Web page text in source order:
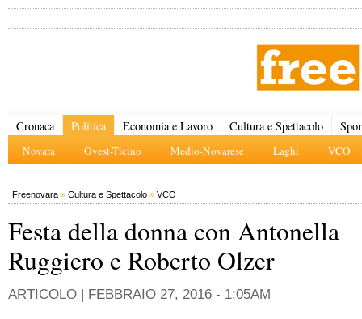
Cronaca Politica
Novara Ovest-Ticino Medio-Novarese Laghi VCO
Economia e Lavoro Cultura e Spettacolo
Freenovara » Cultura e Spettacolo » VCO
Festa della donna con Antonella
Ruggiero e Roberto Olzer
ARTICOLO | FEBBRAIO 27, 2016 - 1:05AM